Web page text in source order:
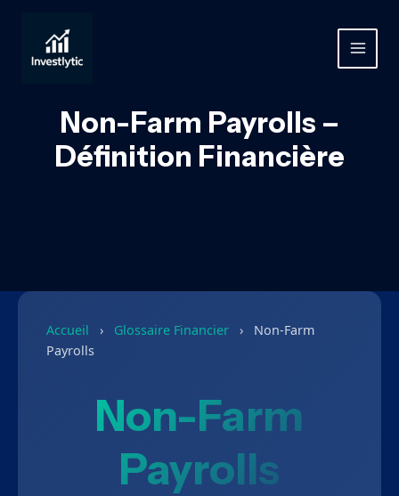
contenu
MAIN
Non-Farm Payrolls –
Définition Financière
Accueil › Glossaire Financier ›
Non-Farm
Payrolls
Non-Farm
Payrolls